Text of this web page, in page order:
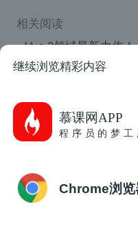
继续浏览精彩内容
慕课网APP
程序员的梦工
Chrome浏览
如何学习 Vue
以下是一些顶级教
需要注意的是，本
确保你了解最新版
学习路径必须利用
相关阅读
Vue 3领域最新力作
战》简介
2022年求职突出重
造程序员金牌简历